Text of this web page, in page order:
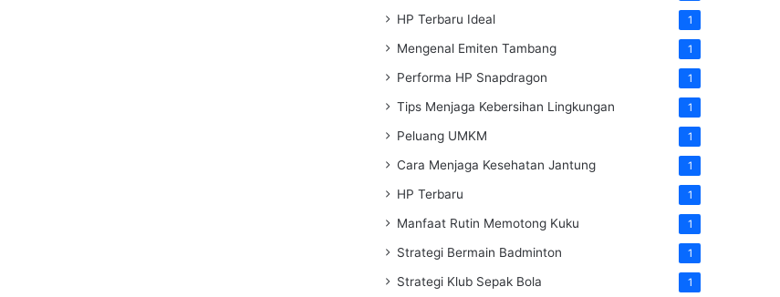
HP Terbaru Ideal 1
Mengenal Emiten Tambang 1
Performa HP Snapdragon 1
Tips Menjaga Kebersihan Lingkungan 1
Peluang UMKM 1
Cara Menjaga Kesehatan Jantung 1
HP Terbaru 1
Manfaat Rutin Memotong Kuku 1
Strategi Bermain Badminton 1
Strategi Klub Sepak Bola 1